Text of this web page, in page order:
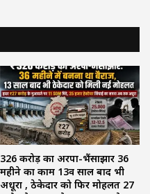
₹326 करोड़ का अरपा-भैंसाझार 36
महीने का काम 13वें साल बाद भी
अधूरा , ठेकेदार को फिर मोहलत ₹27